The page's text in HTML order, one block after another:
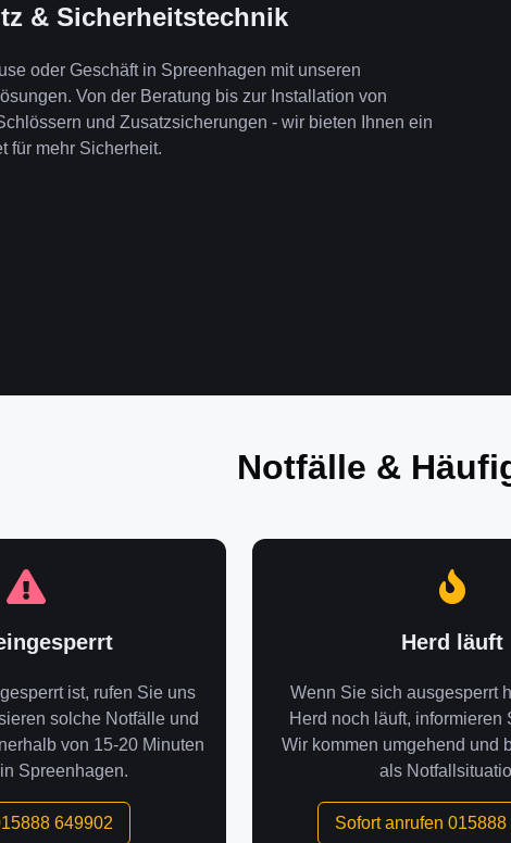
& Sicherheitstechnik
oder Geschäft in Spreenhagen mit unseren
Von der Beratung bis zur Installation von
und Zusatzsicherungen - wir bieten Ihnen ein
für mehr Sicherheit.
Notfälle &
ist, rufen Sie uns
solche Notfälle und
von 15-20 Minuten
Spreenhagen.
649902
Herd läuft
Wenn Sie sich ausgesperrt
Herd noch läuft, informieren
Wir kommen umgehend und
als
Sofort anrufen 015888